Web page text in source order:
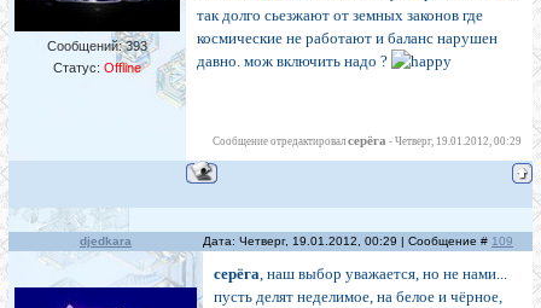
Сообщений:393
Статус: Offline
так долго сьезжают от земных законов где
космические не работают и баланс нарушен
давно. мож включить надо ?
Сообщение отредактировал серёга - Четверг, 19.01.2012, 00:29
djedkara Дата: Четверг, 19.01.2012, 00:29 | Сообщение # 109
серёга, наш выбор уважается, но не нами...
пусть делят неделимое, на белое и чёрное,